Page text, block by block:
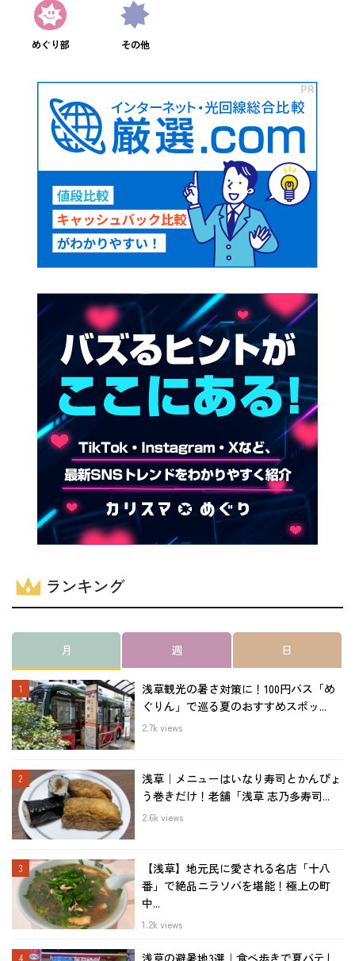
めぐり部 その他
ランキング
月 週 日
浅草観光の暑さ対策に！100円バス「め
ぐりん」で巡る夏のおすすめスポッ...
2.7k views
浅草｜メニューはいなり寿司とかんぴょ
う巻きだけ！老舗「浅草 志乃多寿司...
2.6k views
【浅草】地元民に愛される名店「十八
番」で絶品ニラソバを堪能！極上の町
中...
1.2k views
浅草の避暑地3選｜食べ歩きで夏バテし